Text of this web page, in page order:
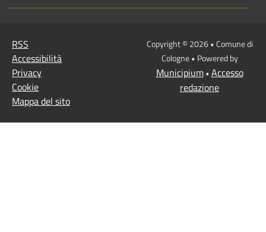
RSS
Accessibilità
Privacy
Cookie
Mappa del sito
Copyright © 2026 • Comune di
Cologne • Powered by
Municipium• Accesso
redazione